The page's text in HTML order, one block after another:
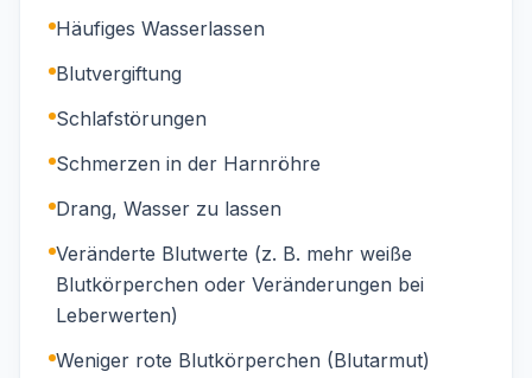
Häufiges Wasserlassen
Blutvergiftung
Schlafstörungen
Schmerzen in der Harnröhre
Drang, Wasser zu lassen
Veränderte Blutwerte (z. B. mehr weiße
Blutkörperchen oder Veränderungen bei
Leberwerten)
Weniger rote Blutkörperchen (Blutarmut)